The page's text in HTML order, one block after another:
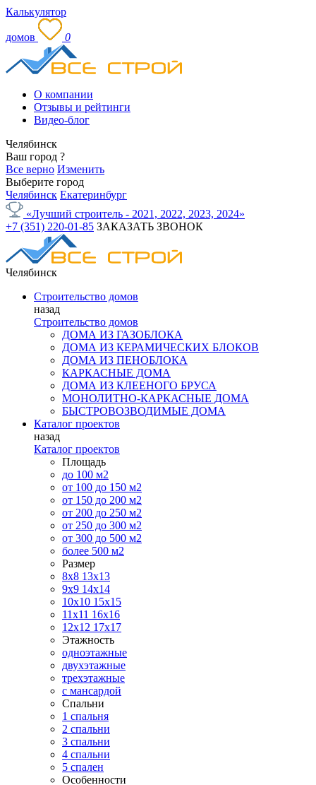
Калькулятор
домов 0
О компании
Отзывы и рейтинги
Видео-блог
Челябинск
Ваш город ?
Все верно Изменить
Выберите город
Челябинск Екатеринбург
«Лучший строитель - 2021, 2022, 2023, 2024»
+7 (351) 220-01-85 ЗАКАЗАТЬ ЗВОНОК
Челябинск
Строительство домов
назад
Строительство домов
ДОМА ИЗ ГАЗОБЛОКА
ДОМА ИЗ КЕРАМИЧЕСКИХ БЛОКОВ
ДОМА ИЗ ПЕНОБЛОКА
КАРКАСНЫЕ ДОМА
ДОМА ИЗ КЛЕЕНОГО БРУСА
МОНОЛИТНО-КАРКАСНЫЕ ДОМА
БЫСТРОВОЗВОДИМЫЕ ДОМА
Каталог проектов
назад
Каталог проектов
Площадь
до 100 м2
от 100 до 150 м2
от 150 до 200 м2
от 200 до 250 м2
от 250 до 300 м2
от 300 до 500 м2
более 500 м2
Размер
8х8 13х13
9х9 14х14
10х10 15х15
11x11 16х16
12х12 17х17
Этажность
одноэтажные
двухэтажные
трехэтажные
с мансардой
Спальни
1 спальня
2 спальни
3 спальни
4 спальни
5 спален
Особенности